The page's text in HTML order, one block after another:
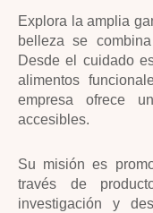
Explora la amplia
belleza se
Desde el cuidado
alimentos
empresa ofrece
accesibles.
Su misión es
través de
investigación y